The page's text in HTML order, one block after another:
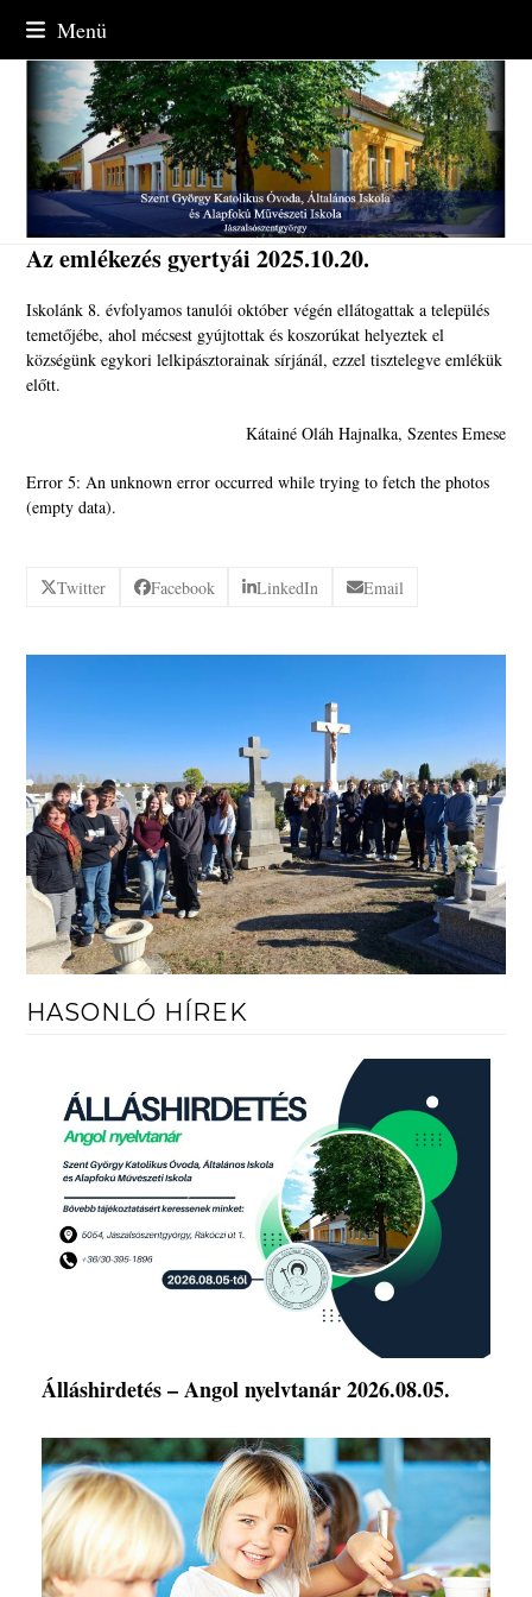
content
Menü
Az emlékezés gyertyái 2025.10.20.
Iskolánk 8. évfolyamos tanulói október végén ellátogattak a település
temetőjébe, ahol mécsest gyújtottak és koszorúkat helyeztek el
községünk egykori lelkipásztorainak sírjánál, ezzel tisztelegve emlékük
előtt.
Kátainé Oláh Hajnalka, Szentes Emese
Error 5: An unknown error occurred while trying to fetch the photos
(empty data).
Twitter Facebook LinkedIn Email
HASONLÓ HÍREK
Álláshirdetés – Angol nyelvtanár 2026.08.05.